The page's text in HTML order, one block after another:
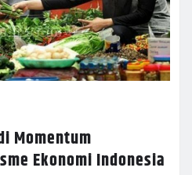
Momentum
Ekonomi Indonesia